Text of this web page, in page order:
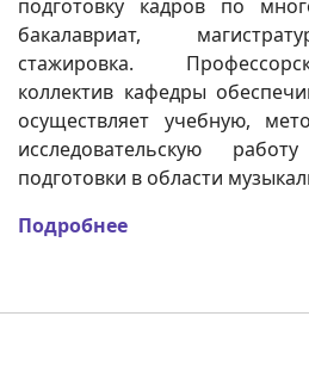
подготовку кадров по
бакалавриат,
стажировка.
коллектив кафедры
осуществляет учебную,
исследовательскую
подготовки в области
Подробнее